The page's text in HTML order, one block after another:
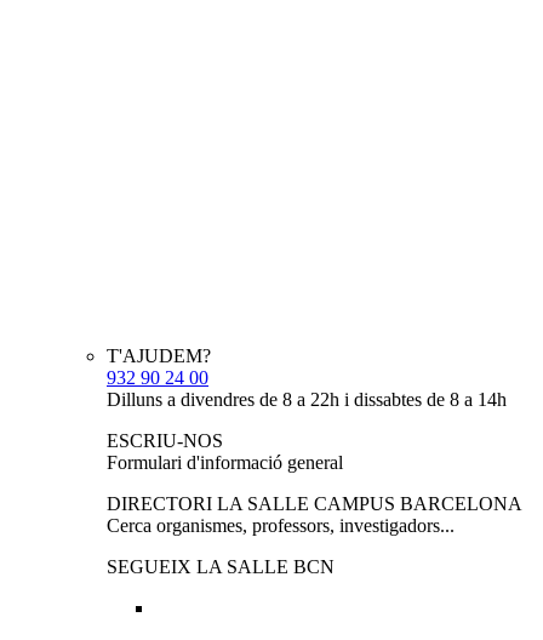
T'AJUDEM?
932 90 24 00
Dilluns a divendres de 8 a 22h i dissabtes de 8 a 14h
ESCRIU-NOS
Formulari d'informació general
DIRECTORI LA SALLE CAMPUS BARCELONA
Cerca organismes, professors, investigadors...
SEGUEIX LA SALLE BCN